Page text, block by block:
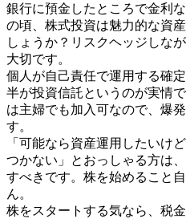
銀行に預金したところで金利
の頃、株式投資は魅力的な資
しょうか？リスクヘッジしな
大切です。
個人が自己責任で運用する確
半が投資信託というのが実情
は主婦でも加入可なので、爆
す。
「可能なら資産運用したいけ
つかない」とおっしゃる方は
すべきです。株を始めること
ん。
株をスタートする気なら、税